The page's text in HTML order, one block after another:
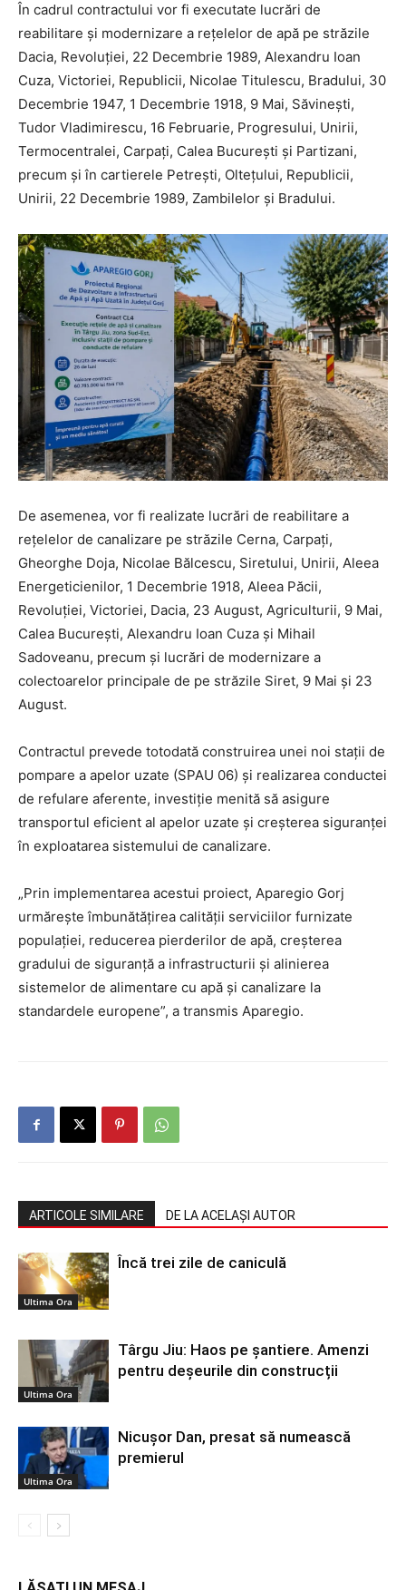
În cadrul contractului vor fi executate lucrări de
reabilitare și modernizare a rețelelor de apă pe străzile
Dacia, Revoluției, 22 Decembrie 1989, Alexandru Ioan
Cuza, Victoriei, Republicii, Nicolae Titulescu, Bradului, 30
Decembrie 1947, 1 Decembrie 1918, 9 Mai, Săvinești,
Tudor Vladimirescu, 16 Februarie, Progresului, Unirii,
Termocentralei, Carpați, Calea București și Partizani,
precum și în cartierele Petrești, Oltețului, Republicii,
Unirii, 22 Decembrie 1989, Zambilelor și Bradului.
De asemenea, vor fi realizate lucrări de reabilitare a
rețelelor de canalizare pe străzile Cerna, Carpați,
Gheorghe Doja, Nicolae Bălcescu, Siretului, Unirii, Aleea
Energeticienilor, 1 Decembrie 1918, Aleea Păcii,
Revoluției, Victoriei, Dacia, 23 August, Agriculturii, 9 Mai,
Calea București, Alexandru Ioan Cuza și Mihail
Sadoveanu, precum și lucrări de modernizare a
colectoarelor principale de pe străzile Siret, 9 Mai și 23
August.
Contractul prevede totodată construirea unei noi stații de
pompare a apelor uzate (SPAU 06) și realizarea conductei
de refulare aferente, investiție menită să asigure
transportul eficient al apelor uzate și creșterea siguranței
în exploatarea sistemului de canalizare.
„Prin implementarea acestui proiect, Aparegio Gorj
urmărește îmbunătățirea calității serviciilor furnizate
populației, reducerea pierderilor de apă, creșterea
gradului de siguranță a infrastructurii și alinierea
sistemelor de alimentare cu apă și canalizare la
standardele europene”, a transmis Aparegio.
ARTICOLE SIMILARE DE LA ACELAȘI AUTOR
Ultima Ora
Încă trei zile de caniculă
Ultima Ora
Târgu Jiu: Haos pe șantiere. Amenzi
pentru deșeurile din construcții
Ultima Ora
Nicușor Dan, presat să numească
premierul